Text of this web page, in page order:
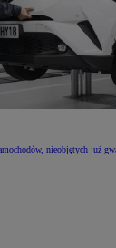
nieobjętych już